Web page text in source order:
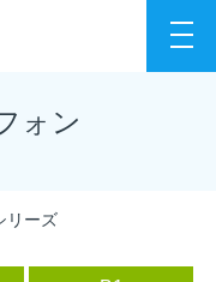
ォン
リーズ